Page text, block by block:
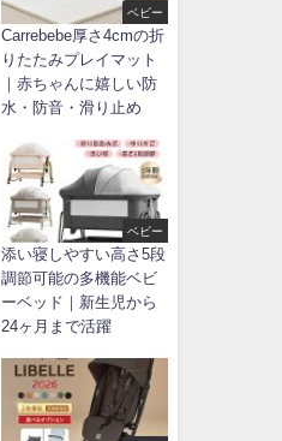
ベビー
Carrebebe厚さ4cmの折
りたたみプレイマット
｜赤ちゃんに嬉しい防
水・防音・滑り止め
ベビー
添い寝しやすい高さ5段
調節可能の多機能ベビ
ーベッド｜新生児から
24ヶ月まで活躍